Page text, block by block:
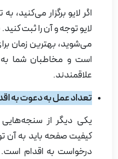
اگر لایو برگزار می‌کنید،
لایو توجه و آن را ثبت
می‌شوید، بهترین زمان
است و مخاطبان شما
علاقمندند.
تعداد عمل به دعوت به
یکی دیگر از
کیفیت صفحه باید به آن
درخواست به اقدام ‌است.